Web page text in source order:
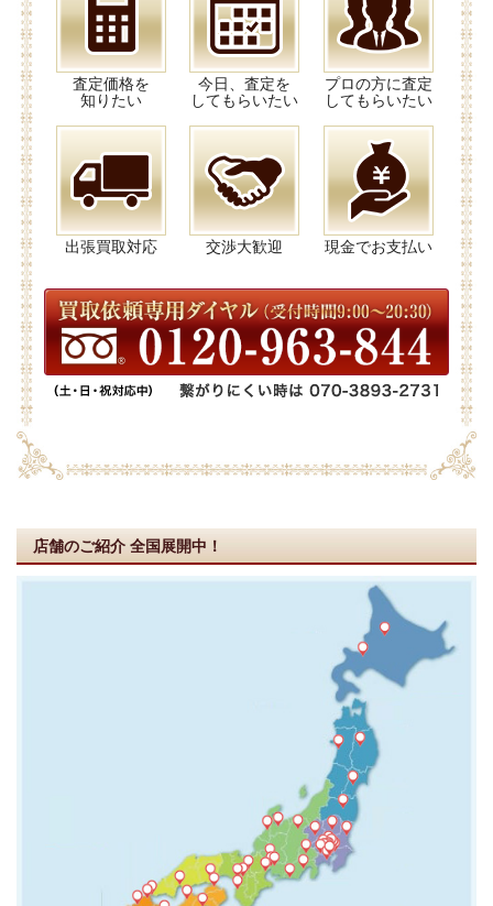
査定価格を
知りたい
今日、査定を
してもらいたい
プロの方に査定
してもらいたい
出張買取対応 交渉大歓迎 現金でお支払い
店舗のご紹介 全国展開中！